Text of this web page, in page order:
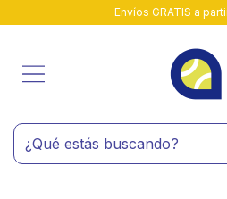
Envíos GRATIS a